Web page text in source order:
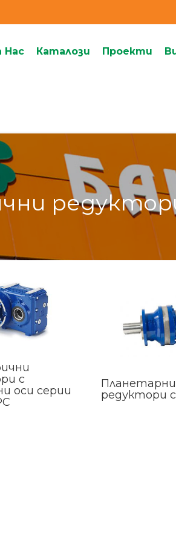
Нас Каталози Проекти
с
оси серии
Планетарни
редуктори